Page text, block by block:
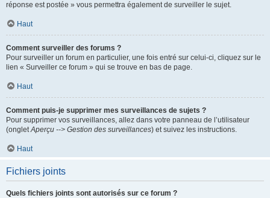
réponse est postée » vous permettra également de surveiller le sujet.
Haut
Comment surveiller des forums ?
Pour surveiller un forum en particulier, une fois entré sur celui-ci, cliquez sur le
lien « Surveiller ce forum » qui se trouve en bas de page.
Haut
Comment puis-je supprimer mes surveillances de sujets ?
Pour supprimer vos surveillances, allez dans votre panneau de l’utilisateur
(ongletAperçu --> Gestion des surveillances) et suivez les instructions.
Haut
Fichiers joints
Quels fichiers joints sont autorisés sur ce forum ?